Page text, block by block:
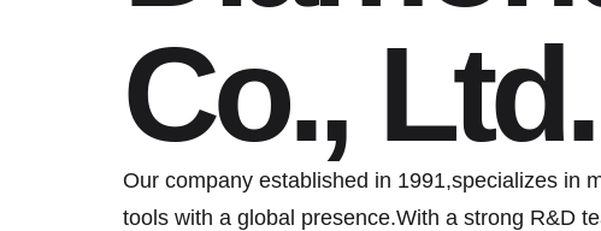
Co., Ltd.
Our company established in 1991,specializes in
tools with a global presence.With a strong R&D